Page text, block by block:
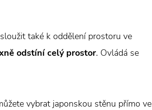
také k oddělení prostoru ve
odstíní celý prostor. Ovládá se
vybrat japonskou stěnu přímo ve